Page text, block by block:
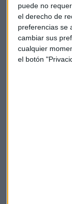
puede no
el derecho de
preferencias se
cambiar sus
cualquier
el botón
Sobre el
Se ha referido a
una zona muy
en el pasado.
momento para